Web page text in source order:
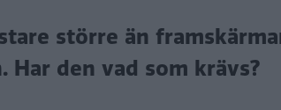
större än
Har den vad som krävs?